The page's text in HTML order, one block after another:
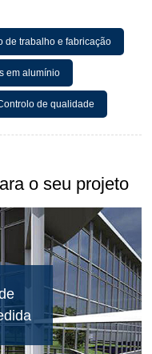
de trabalho e fabricação
em alumínio
de qualidade
o seu projeto